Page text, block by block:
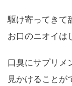
駆け寄ってきて
お口のニオイは
口臭にサプリメ
見かけることが